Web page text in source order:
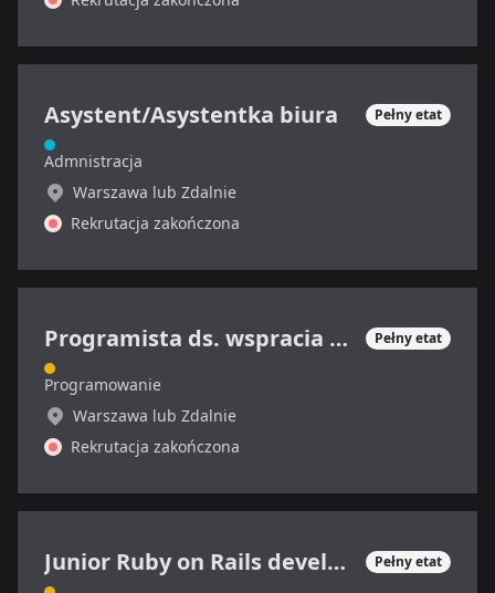
Asystent/Asystentka biura Pełny etat
Admnistracja
Warszawa lub Zdalnie
Rekrutacja zakończona
Programista ds. wspracia technicznego Pełny etat
Programowanie
Warszawa lub Zdalnie
Rekrutacja zakończona
Junior Ruby on Rails developer Pełny etat